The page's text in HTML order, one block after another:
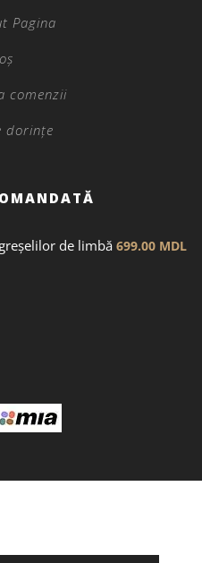
Pagina
comenzii
dorințe
de limbă 699.00 MDL